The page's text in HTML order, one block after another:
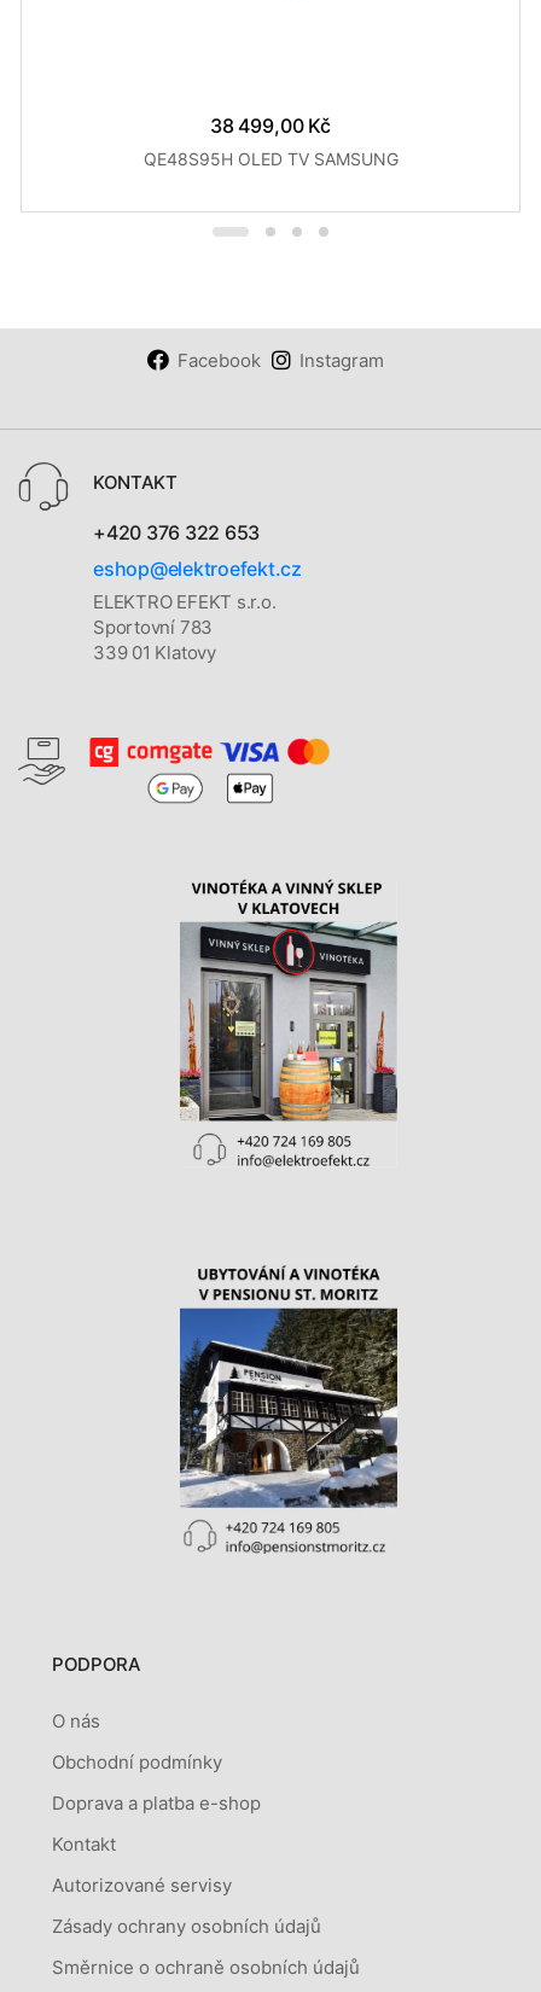
38 499,00 Kč
QE48S95H OLED TV SAMSUNG
Facebook Instagram
KONTAKT
+420 376 322 653
eshop@elektroefekt.cz
ELEKTRO EFEKT s.r.o.
Sportovní 783
339 01 Klatovy
PODPORA
O nás
Obchodní podmínky
Doprava a platba e-shop
Kontakt
Autorizované servisy
Zásady ochrany osobních údajů
Směrnice o ochraně osobních údajů